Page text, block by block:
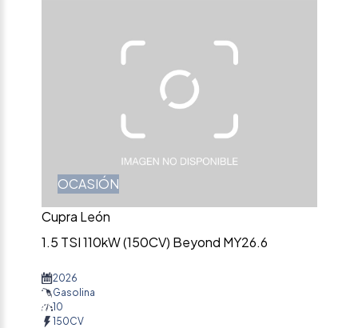
OCASIÓN
Cupra León
1.5 TSI 110kW (150CV) Beyond MY26.6
2026
Gasolina
10
150CV